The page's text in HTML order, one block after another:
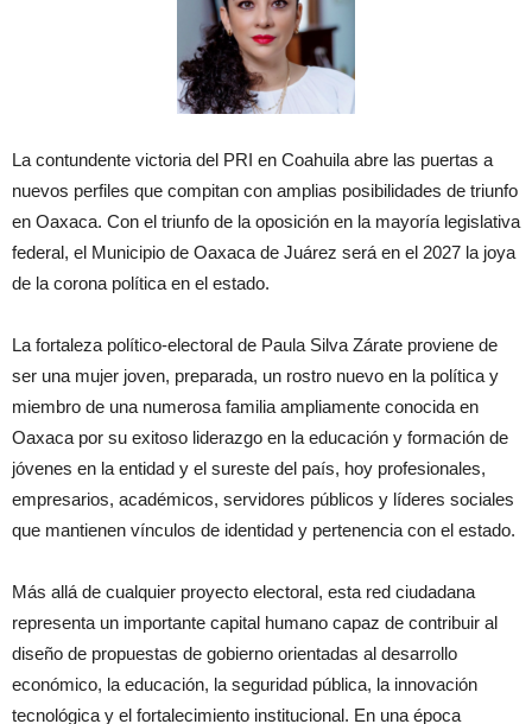
La contundente victoria del PRI en Coahuila abre las puertas a
nuevos perfiles que compitan con amplias posibilidades de triunfo
en Oaxaca. Con el triunfo de la oposición en la mayoría legislativa
federal, el Municipio de Oaxaca de Juárez será en el 2027 la joya
de la corona política en el estado.
La fortaleza político-electoral de Paula Silva Zárate proviene de
ser una mujer joven, preparada, un rostro nuevo en la política y
miembro de una numerosa familia ampliamente conocida en
Oaxaca por su exitoso liderazgo en la educación y formación de
jóvenes en la entidad y el sureste del país, hoy profesionales,
empresarios, académicos, servidores públicos y líderes sociales
que mantienen vínculos de identidad y pertenencia con el estado.
Más allá de cualquier proyecto electoral, esta red ciudadana
representa un importante capital humano capaz de contribuir al
diseño de propuestas de gobierno orientadas al desarrollo
económico, la educación, la seguridad pública, la innovación
tecnológica y el fortalecimiento institucional. En una época